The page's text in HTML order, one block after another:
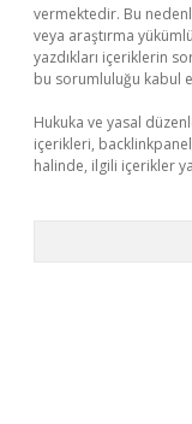
vermektedir. Bu
veya araştırma
yazdıkları içeriklerin
bu sorumluluğu kabul
Hukuka ve yasal
içerikleri,
halinde, ilgili içerikler